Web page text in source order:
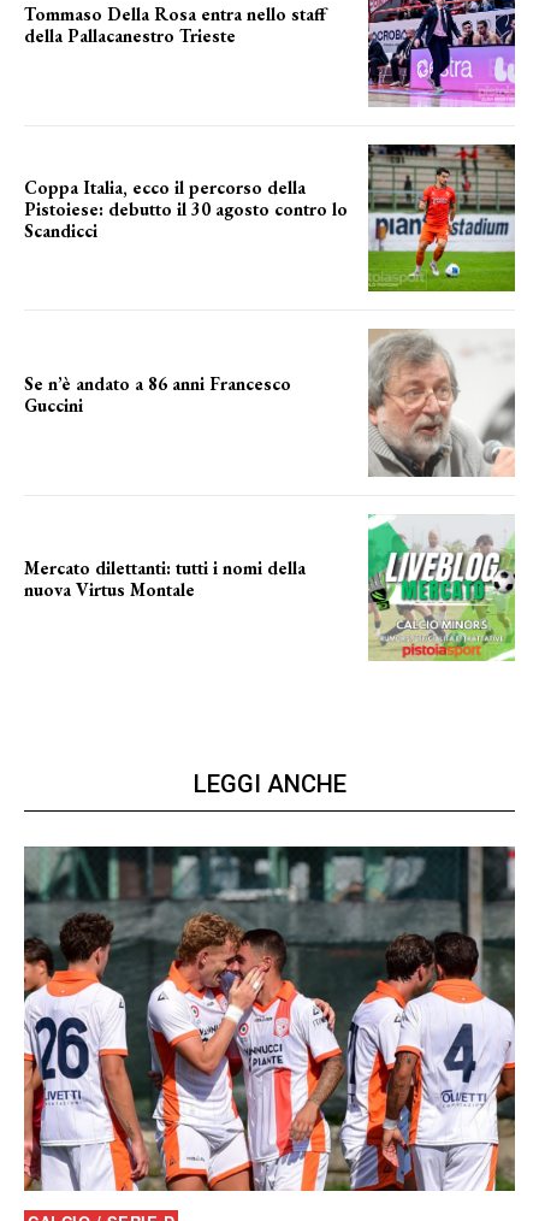
Tommaso Della Rosa entra nello staff
della Pallacanestro Trieste
Coppa Italia, ecco il percorso della
Pistoiese: debutto il 30 agosto contro lo
Scandicci
Se n’è andato a 86 anni Francesco
Guccini
Mercato dilettanti: tutti i nomi della
nuova Virtus Montale
LEGGI ANCHE